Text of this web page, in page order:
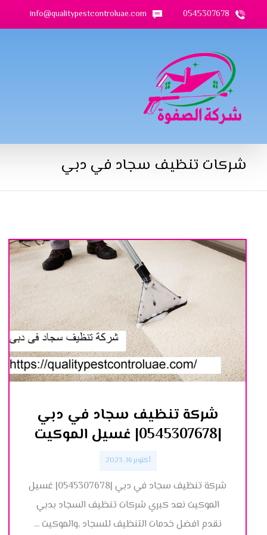
0545307678
info@qualitypestcontroluae.com
شركات تنظيف سجاد في دبي
شركة تنظيف سجاد في دبي
|0545307678| غسيل الموكيت
أكتوبر 16, 2023
شركة تنظيف سجاد في دبي |0545307678| غسيل
الموكيت نعد كبري شركات تنظيف السجاد بدبي
نقدم افضل خدمات التنظيف للسجاد ,والموكيت ...